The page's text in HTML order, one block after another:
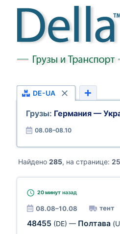
DE-UA
Грузы: Германия —
08.08–08.10
Найдено 285, на странице: 25
20 минут назад
08.08–10.08 тент
48455 (DE) — Полтава